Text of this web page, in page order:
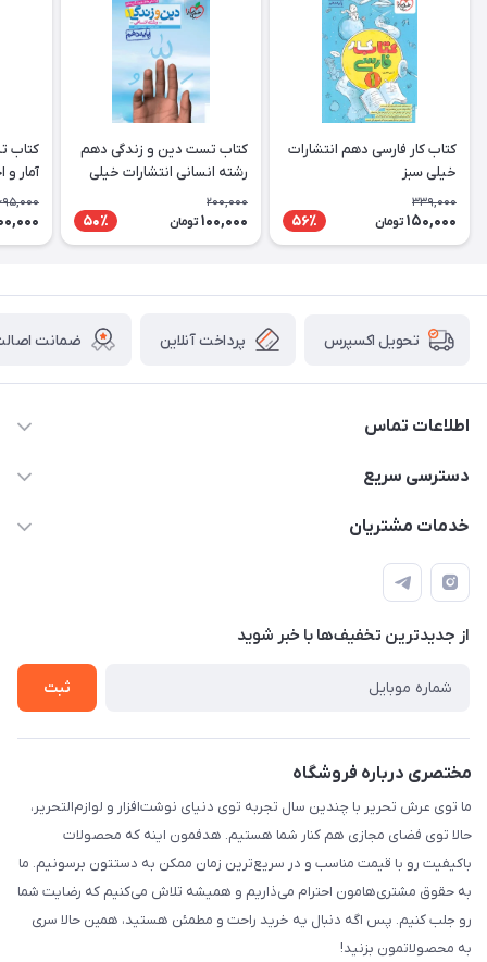
کتاب کار فارسی دهم انتشارات
خیلی سبز
339,000
150,000 تومان 56٪
کتاب تست دین و زندگی دهم
رشته انسانی انتشارات خیلی
200,000
100,000 تومان 50٪
کتاب
آمار و
تحویل اکسپرس پرداخت آنلاین ضمانت
اطلاعات تماس
2424 3672 - 021
دسترسی سریع
لیست محصولات
راهنما
خدمات مشتریان
پرداخت الکترونیکی امن
رویه ارسال کالا
حریم خصوصی
تماس با ما
از جدید‌ترین تخفیف‌ها با‌ خبر شوید
ثبت
مختصری درباره فروشگاه
ما توی عرش تحریر با چندین سال تجربه توی دنیای نوشت‌افزار و لوازم‌التحریر،
حالا توی فضای مجازی هم کنار شما هستیم. هدفمون اینه که محصولات
باکیفیت رو با قیمت مناسب و در سریع‌ترین زمان ممکن به دستتون برسونیم. ما
به حقوق مشتری‌هامون احترام می‌ذاریم و همیشه تلاش می‌کنیم که رضایت شما
رو جلب کنیم. پس اگه دنبال یه خرید راحت و مطمئن هستید، همین حالا سری
به محصولاتمون بزنید!